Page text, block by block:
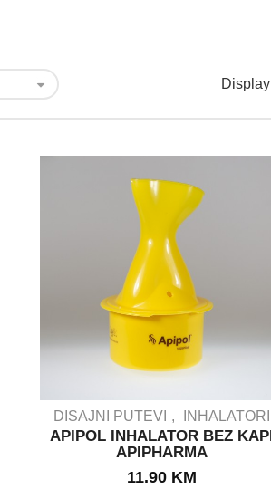
Display
IN STOCK
DISAJNI PUTEVI INHALATORI
APIPOL INHALATOR BEZ KAPI
APIPHARMA
11.90 KM